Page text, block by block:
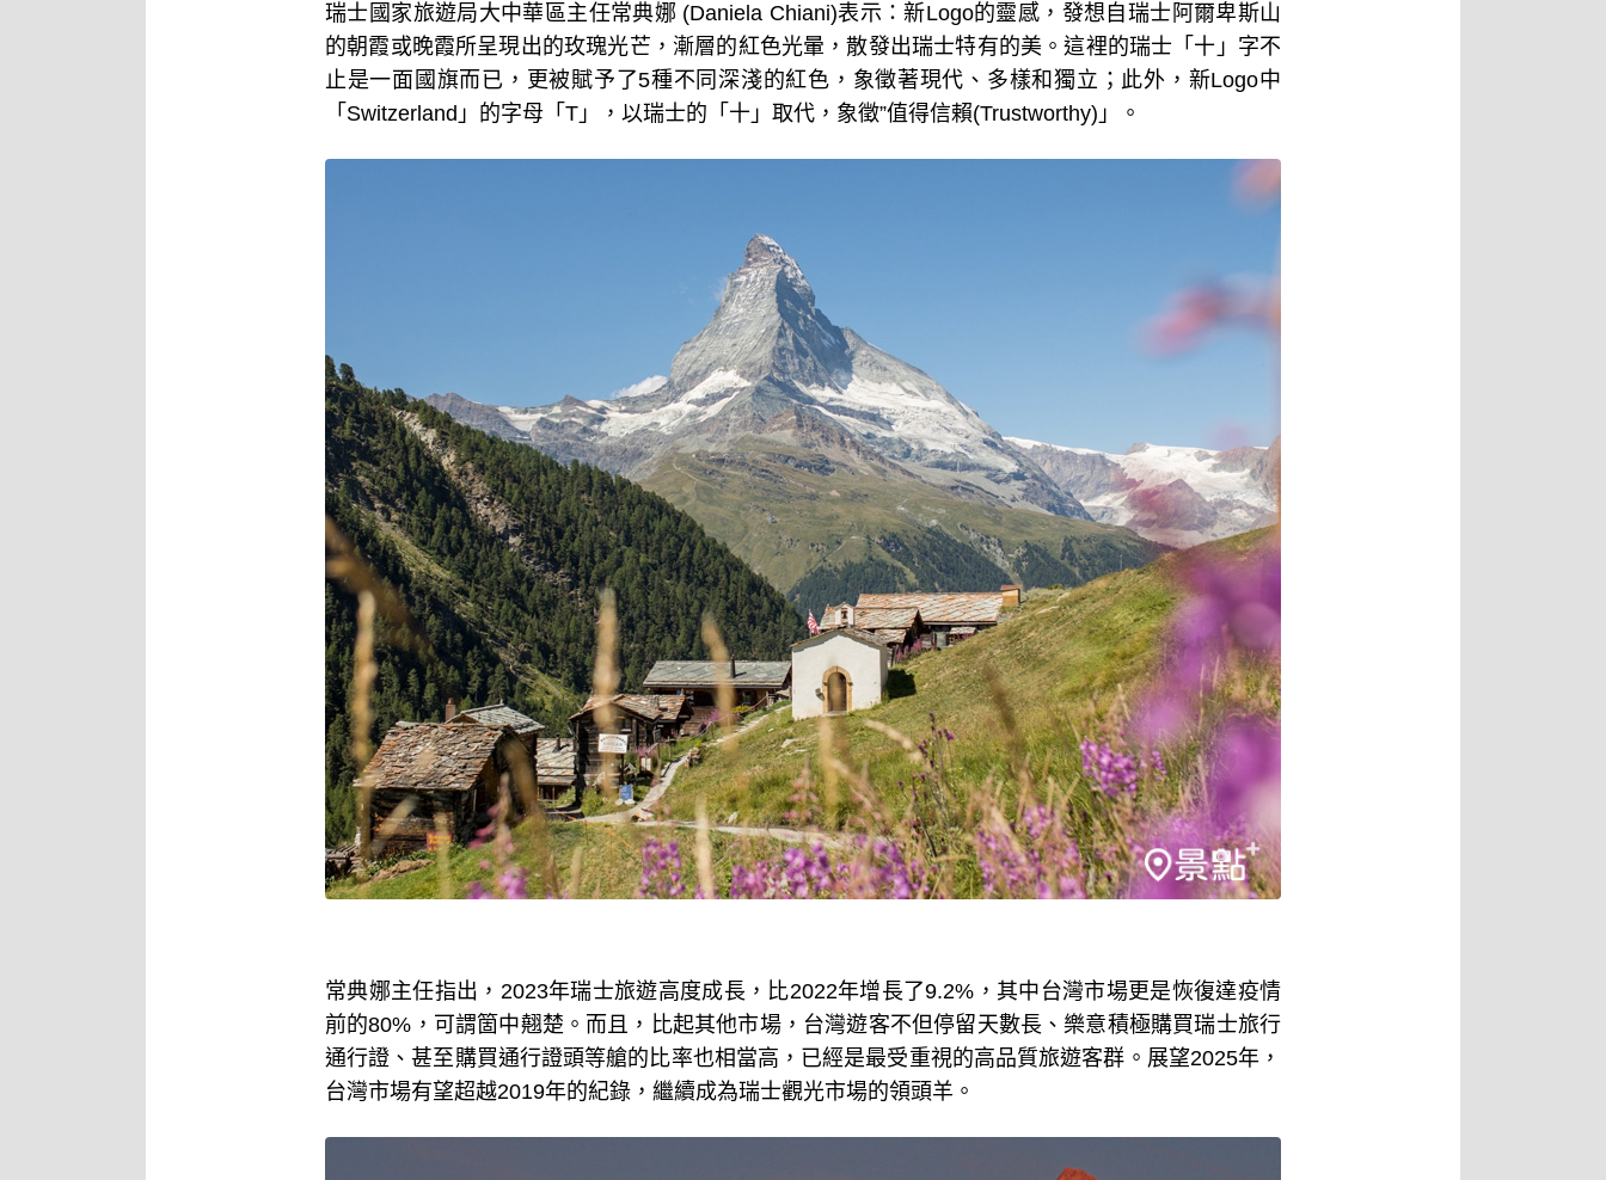
瑞士國家旅遊局大中華區主任常典娜 (Daniela Chiani)表示：新Logo的靈感，發想自瑞士阿爾卑斯山
的朝霞或晚霞所呈現出的玫瑰光芒，漸層的紅色光暈，散發出瑞士特有的美。這裡的瑞士「十」字不
止是一面國旗而已，更被賦予了5種不同深淺的紅色，象徵著現代、多樣和獨立；此外，新Logo中
「 Switzerland 」的字母「 T 」，以瑞士的「十」取代，象徵”值得信賴(Trustworthy) 」。
常典娜主任指出， 2023年瑞士旅遊高度成長，比2022年增長了9.2% ，其中台灣市場更是恢復達疫情
前的80% ，可謂箇中翹楚。而且，比起其他市場，台灣遊客不但停留天數長、樂意積極購買瑞士旅行
通行證、甚至購買通行證頭等艙的比率也相當高，已經是最受重視的高品質旅遊客群。展望2025年，
台灣市場有望超越2019年的紀錄，繼續成為瑞士觀光市場的領頭羊。